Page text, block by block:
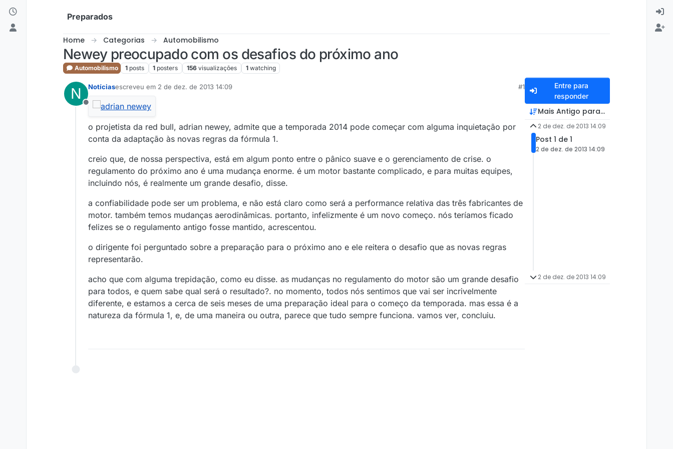
Skip to content
Preparados
Home Categorias Automobilismo
Newey preocupado com os desafios do próximo ano
Automobilismo 1 posts 1 posters 156 visualizações 1 watching
N
Offline
Notíciasescreveu em 2 de dez. de 2013 14:09
última edição por
#1
o projetista da red bull, adrian newey, admite que a temporada 2014 pode começar com alguma inquietação por
conta da adaptação às novas regras da fórmula 1.
creio que, de nossa perspectiva, está em algum ponto entre o pânico suave e o gerenciamento de crise. o
regulamento do próximo ano é uma mudança enorme. é um motor bastante complicado, e para muitas equipes,
incluindo nós, é realmente um grande desafio, disse.
a confiabilidade pode ser um problema, e não está claro como será a performance relativa das três fabricantes de
motor. também temos mudanças aerodinâmicas. portanto, infelizmente é um novo começo. nós teríamos ficado
felizes se o regulamento antigo fosse mantido, acrescentou.
o dirigente foi perguntado sobre a preparação para o próximo ano e ele reitera o desafio que as novas regras
representarão.
acho que com alguma trepidação, como eu disse. as mudanças no regulamento do motor são um grande desafio
para todos, e quem sabe qual será o resultado?. no momento, todos nós sentimos que vai ser incrivelmente
diferente, e estamos a cerca de seis meses de uma preparação ideal para o começo da temporada. mas essa é a
natureza da fórmula 1, e, de uma maneira ou outra, parece que tudo sempre funciona. vamos ver, concluiu.
Entre para
responder
Mais Antigo para Mais Recente
2 de dez. de 2013 14:09
Post 1 de 1
2 de dez. de 2013 14:09
2 de dez. de 2013 14:09